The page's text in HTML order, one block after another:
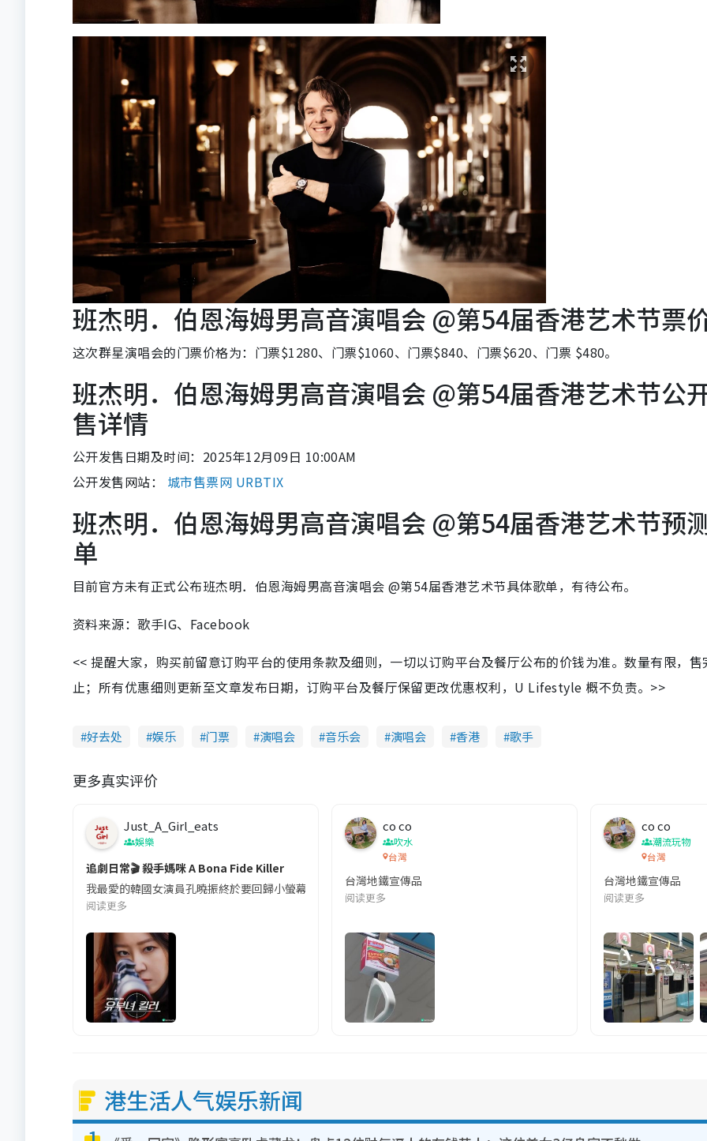
班杰明．伯恩海姆男高音演唱会 @第54届香港艺术节票
这次群星演唱会的门票价格为：门票$1280、门票$1060、门票$840、门票$620、门票 $480。
班杰明．伯恩海姆男高音演唱会 @第54届香港艺术节公
售详情
公开发售日期及时间：2025年12月09日 10:00AM
公开发售网站： 城市售票网 URBTIX
班杰明．伯恩海姆男高音演唱会 @第54届香港艺术节预
单
目前官方未有正式公布班杰明．伯恩海姆男高音演唱会 @第54届香港艺术节具体歌单，有待公布。
资料来源：歌手IG、Facebook
<< 提醒大家，购买前留意订购平台的使用条款及细则，一切以订购平台及餐厅公布的价钱为准。数量有限，售
止；所有优惠细则更新至文章发布日期，订购平台及餐厅保留更改优惠权利，U Lifestyle 概不负责。>>
好去处 娱乐 门票 演唱会 音乐会 演唱会 香港 歌手
更多真实评价
Just_A_Girl_eats
娛樂
追劇日常🎬 殺手媽咪 A Bona Fide Killer
我最愛的韓國女演員孔曉振終於要回歸小螢幕啦!這次的劇本改編自同名網絡漫畫,故事主軸圍繞女主角柳寶娜 —— 表面上是一
阅读更多
co co
吹水
台灣
台灣地鐵宣傳品
阅读更多
co co
潮流玩物
台灣
台灣地鐵宣傳品
阅读更多
港生活人气娱乐新闻